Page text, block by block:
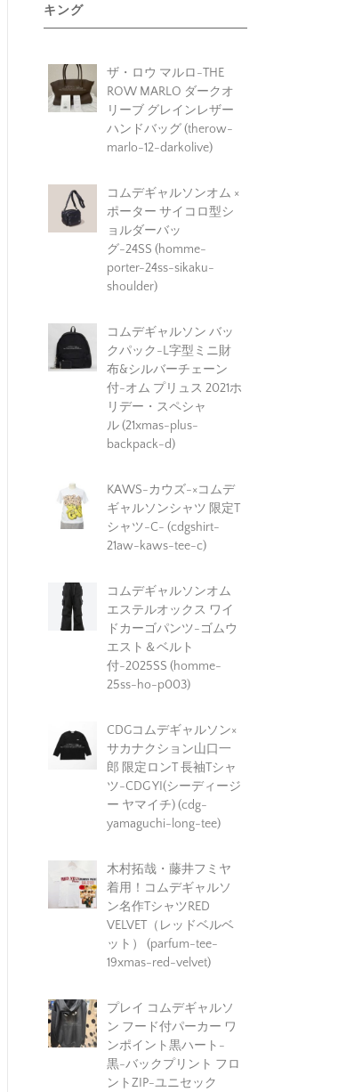
キング
ザ・ロウ マルロ-THE
ROW MARLO ダークオ
リーブ グレインレザー
ハンドバッグ (therow-
marlo-12-darkolive)
コムデギャルソンオム ×
ポーター サイコロ型シ
ョルダーバッ
グ-24SS (homme-
porter-24ss-sikaku-
shoulder)
コムデギャルソン バッ
クパック-L字型ミニ財
布&シルバーチェーン
付-オム プリュス 2021ホ
リデー・スペシャ
ル (21xmas-plus-
backpack-d)
KAWS-カウズ-×コムデ
ギャルソンシャツ 限定T
シャツ-C- (cdgshirt-
21aw -kaws-tee-c)
コムデギャルソンオム
エステルオックス ワイ
ドカーゴパンツ-ゴムウ
エスト＆ベルト
付-2025SS (homme-
25ss-ho-p003)
CDGコムデギャルソン×
サカナクション山口一
郎 限定ロンT 長袖Tシャ
ツ-CDG YI(シーディージ
ー ヤマイチ) (cdg-
yamaguchi-long-tee)
木村拓哉・藤井フミヤ
着用！コムデギャルソ
ン名作TシャツRED
VELVET（レッドベルベ
ット） (parfum-tee-
19xmas-red-velvet)
プレイ コムデギャルソ
ン フード付パーカー ワ
ンポイント黒ハート-
黒-バックプリント フロ
ントZIP-ユニセック